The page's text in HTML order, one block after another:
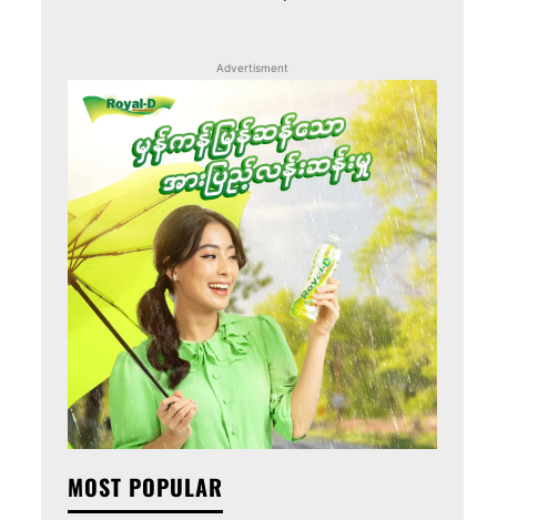
Advertisment
MOST POPULAR